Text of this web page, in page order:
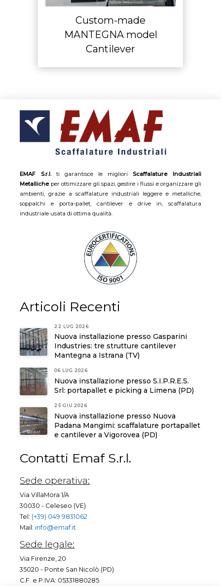
Custom-made
MANTEGNA model
Cantilever
EMAF S.r.l.ti garantisce le miglioriScaffalature Industriali
Metallicheper ottimizzare gli spazi, gestire i flussi e organizzare gli
ambienti, grazie a scaffalature industriali leggere e metalliche,
soppalchi e porta-pallet, cantilever e drive in, scaffalatura
industriale usata di ottima qualità.
Articoli Recenti
22 LUG 2026
Nuova installazione presso Gasparini
Industries: tre strutture cantilever
Mantegna a Istrana (TV)
06 LUG 2026
Nuova installazione presso S.I.P.R.E.S.
Srl: portapallet e picking a Limena (PD)
25 GIU 2026
Nuova installazione presso Nuova
Padana Mangimi: scaffalature portapallet
e cantilever a Vigorovea (PD)
Contatti Emaf S.r.l.
Sede operativa:
Via VillaMora 1/A
30030 - Celeseo (VE)
Tel: (+39) 049 9831062
Mail: info@emaf.it
Sede legale:
Via Firenze, 20
35020 - Ponte San Nicolò (PD)
C.F. e P.IVA: 05331880285